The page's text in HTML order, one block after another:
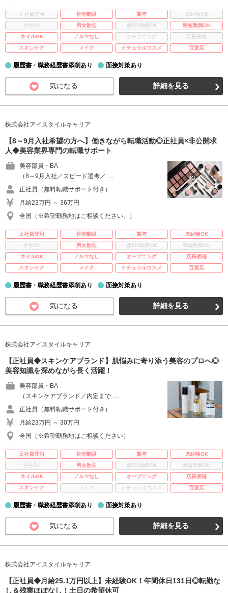
正社員登用 社割制度 賞与
未経験OK
学生OK
男女歓迎 週3日勤務OK
時短勤務OK
ネイルOK
ノルマなし オープニング
店長候補
スキンケア
メイク ナチュラルコスメ 百貨店
履歴書・職務経歴書添削あり 面接対策あり
気になる 詳細を見る
株式会社アイスタイルキャリア
【8～9月入社希望の方へ】働きながら転職活動◎正社員×非公開求
人◆美容業界専門の転職サポート
美容部員・BA
（8～9月入社／スピード選考／ …
正社員（無料転職サポート付き）
月給23万円 ～ 36万円
全国（※希望勤務地はご相談ください。）
正社員登用 社割制度 賞与
未経験OK
学生OK
男女歓迎 週3日勤務OK
時短勤務OK
ネイルOK
ノルマなし オープニング
店長候補
スキンケア
メイク ナチュラルコスメ 百貨店
履歴書・職務経歴書添削あり 面接対策あり
気になる 詳細を見る
株式会社アイスタイルキャリア
【正社員◆スキンケアブランド】肌悩みに寄り添う美容のプロへ◎
美容知識を深めながら長く活躍！
美容部員・BA
（スキンケアブランド／内定まで …
正社員（無料転職サポート付き）
月給23万円 ～ 30万円
全国（※希望勤務地はご相談ください）
正社員登用 社割制度 賞与
未経験OK
学生OK
男女歓迎 週3日勤務OK
時短勤務OK
ネイルOK
ノルマなし オープニング
店長候補
スキンケア
メイク ナチュラルコスメ 百貨店
履歴書・職務経歴書添削あり 面接対策あり
気になる 詳細を見る
株式会社アイスタイルキャリア
【正社員◆月給25.1万円以上】未経験OK！年間休日131日◎転勤な
し＆残業ほぼなし！土日の希望休可